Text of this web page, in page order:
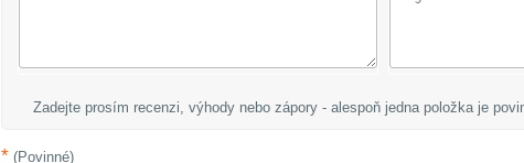
Zadejte prosím recenzi, výhody nebo zápory - alespoň jedna položka je
*(Povinné)